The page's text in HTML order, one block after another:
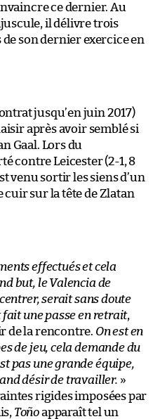
ce dernier. Au
il délivre trois
son dernier exercice en
jusqu’en juin 2017)
après avoir semblé si
Gaal. Lors du
contre Leicester (2-1, 8
venu sortir les siens d’un
cuir sur la tête de Zlatan
effectués et cela
but, le Valencia de
serait sans doute
fait une passe en retrait,
de la rencontre. On est en
de jeu, cela demande du
pas une grande équipe,
désir de travailler. »
rigides imposées par
Toñoapparaît tel un